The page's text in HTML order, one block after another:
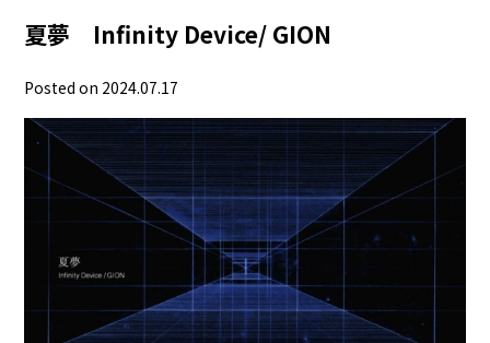
夏夢 Infinity Device/ GION
Posted on 2024.07.17